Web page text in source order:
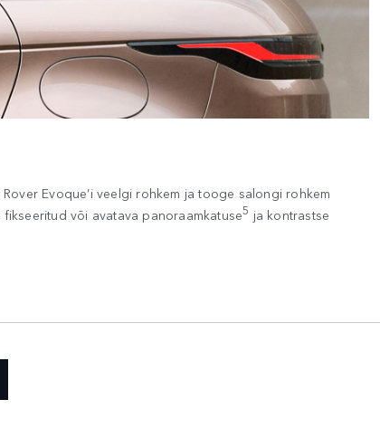
Evoque’i veelgi rohkem ja tooge salongi rohkem
või avatava panoraamkatuse5 ja kontrastse